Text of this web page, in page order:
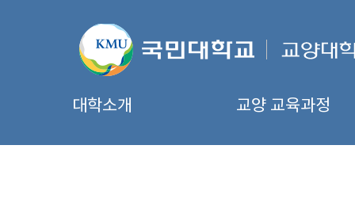
대학소개 교양 교육과정